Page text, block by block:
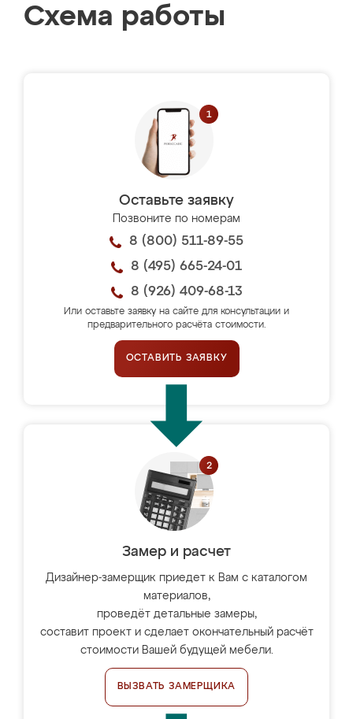
Схема работы
Оставьте заявку
Позвоните по номерам
8 (800) 511-89-55
8 (495) 665-24-01
8 (926) 409-68-13
Или оставьте заявку на сайте для консультации и
предварительного расчёта стоимости.
ОСТАВИТЬ ЗАЯВКУ
Замер и расчет
Дизайнер-замерщик приедет к Вам с каталогом
материалов,
проведёт детальные замеры,
составит проект и сделает окончательный расчёт
стоимости Вашей будущей мебели.
ВЫЗВАТЬ ЗАМЕРЩИКА